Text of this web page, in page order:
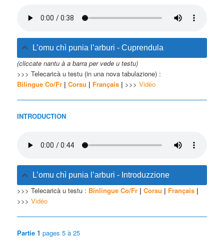
L’omu chì punia l’arburi - Cuprendula
(cliccate nantu à a barra per vede u testu)
>>> Telecaricà u testu (in una nova tabulazione) :
Bilingue Co/Fr |Corsu | Français | >>>Vidéo
INTRODUCTION
L’omu chì punia l’arburi - Introduzzione
>>> Telecaricà u testu : Binlingue Co/Fr |Corsu | Français |
>>>Vidéo
Partie 1pages 5 à 25